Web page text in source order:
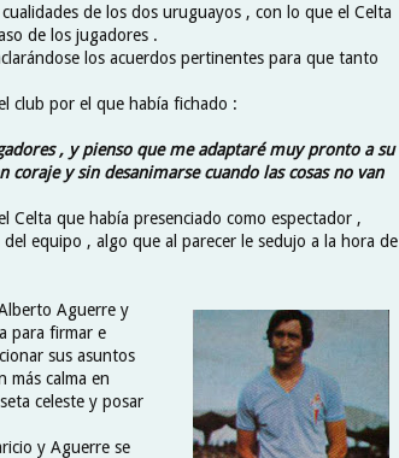
de los dos uruguayos , con lo que el Celta
de los jugadores .
los acuerdos pertinentes para que tanto
club por el que había fichado :
, y pienso que me adaptaré muy pronto a su
coraje y sin desanimarse cuando las cosas no van
Celta que había presenciado como espectador ,
equipo , algo que al parecer le sedujo a la hora de
Aguerre y
para firmar e
sus asuntos
más calma en
celeste y posar
y Aguerre se